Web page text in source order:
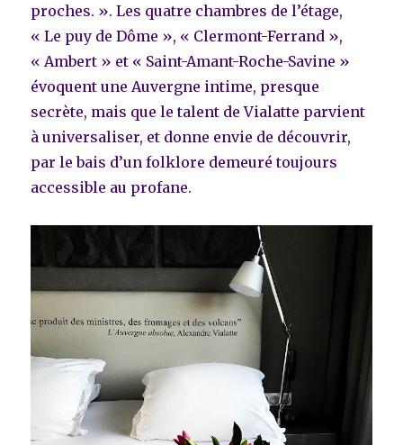
proches. ». Les quatre chambres de l’étage,
« Le puy de Dôme », « Clermont-Ferrand »,
« Ambert » et « Saint-Amant-Roche-Savine »
évoquent une Auvergne intime, presque
secrète, mais que le talent de Vialatte parvient
à universaliser, et donne envie de découvrir,
par le bais d’un folklore demeuré toujours
accessible au profane.